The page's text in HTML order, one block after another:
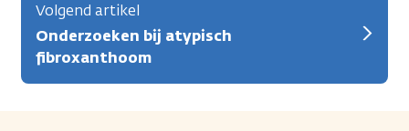
Volgend artikel
Onderzoeken bij atypisch
fibroxanthoom